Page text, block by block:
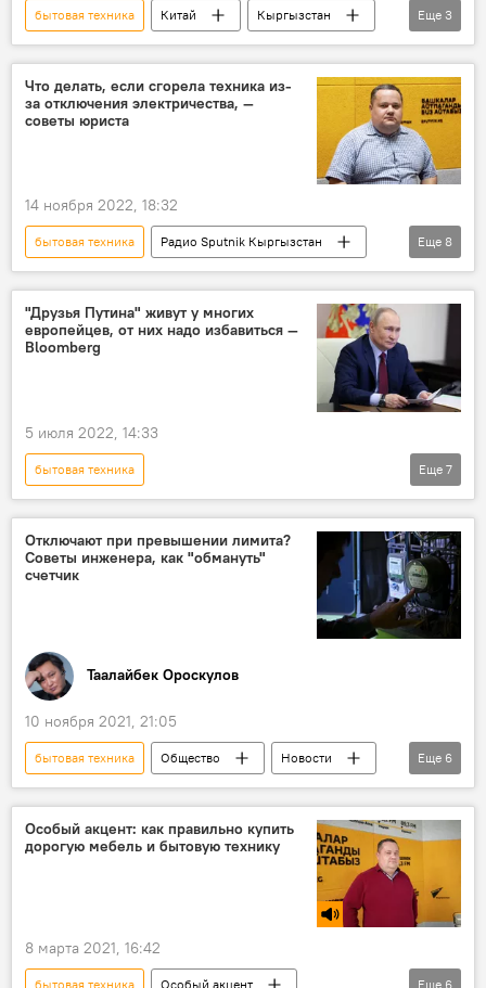
бытовая техника Китай
Кыргызстан
производство
кабмин
Адылбек Касымалиев
Еще 3
Что делать, если сгорела техника из-
за отключения электричества, —
советы юриста
14 ноября 2022, 18:32
бытовая техника
Радио Sputnik Кыргызстан
Особый акцент
электричество
отключение
поставщик
потребитель
Кыргызстан
Юридическая консультация с Владимиром Плужником
Еще 8
"Друзья Путина" живут у многих
европейцев, от них надо избавиться —
Bloomberg
5 июля 2022, 14:33
бытовая техника
Спецоперация России по защите Донбасса
Bloomberg
Владимир Путин
газ
Еще 7
Отключают при превышении лимита?
Советы инженера, как "обмануть"
счетчик
Таалайбек Ороскулов
10 ноября 2021, 21:05
бытовая техника Общество
Новости
счетчик
мощность
обогреватель
Утепление, отопление и экономия энергии — советы экспертов
выключение
экономика
Еще 6
Особый акцент: как правильно купить
дорогую мебель и бытовую технику
8 марта 2021, 16:42
бытовая техника Особый акцент Еще 6